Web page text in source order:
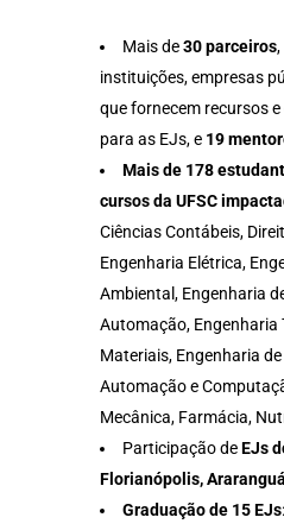
Mais de30 parceiros
instituições, empresas
que fornecem recursos
para as EJs, e 19
Mais de 178
cursos da UFSC
Ciências Contábeis,
Engenharia Elétrica,
Ambiental, Engenharia
Automação, Engenharia
Materiais, Engenharia
Automação e
Mecânica, Farmácia,
Participação deEJs
Florianópolis,
Graduação de 15 EJs